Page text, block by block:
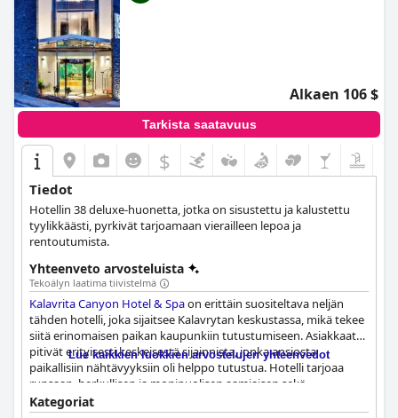
Alkaen 106 $
Tarkista saatavuus
$
Tiedot
Hotellin 38 deluxe-huonetta, jotka on sisustettu ja kalustettu
tyylikkäästi, pyrkivät tarjoamaan vierailleen lepoa ja
rentoutumista.
Yhteenveto arvosteluista
Tekoälyn laatima tiivistelmä
Kalavrita Canyon Hotel & Spaon erittäin suositeltava neljän
tähden hotelli, joka sijaitsee Kalavrytan keskustassa, mikä tekee
siitä erinomaisen paikan kaupunkiin tutustumiseen. Asiakkaat
pitivät erityisesti keskeisestä sijainnista, jonka ansiosta
paikallisiin nähtävyyksiin oli helppo tutustua. Hotelli tarjoaa
runsaan, herkullisen ja monipuolisen aamiaisen sekä
huomaavaisen ja avuliaan henkilökunnan. Huoneet ovat tilavia,
Lue kaikkien luokkien arvostelujen yhteenvedot
Kategoriat